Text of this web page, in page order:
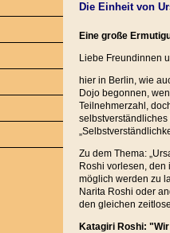
Die Einheit von
Eine große
Liebe Freundinnen
hier in Berlin, wie
Dojo begonnen,
Teilnehmerzahl,
Zu dem Thema:
Roshi vorlesen, den
möglich werden zu
Narita Roshi oder
den gleichen
Katagiri Roshi: